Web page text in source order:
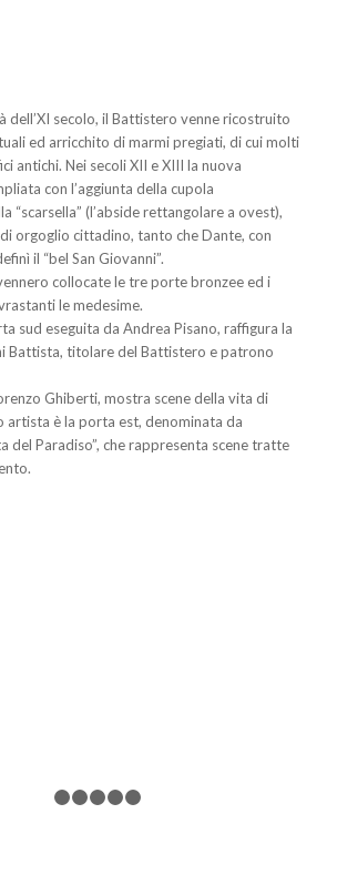
dell’XI secolo, il Battistero venne ricostruito
ed arricchito di marmi pregiati, di cui molti
antichi. Nei secoli XII e XIII la nuova
con l’aggiunta della cupola
“scarsella” (l’abside rettangolare a ovest),
orgoglio cittadino, tanto che Dante, con
il “bel San Giovanni”.
collocate le tre porte bronzee ed i
le medesime.
sud eseguita da Andrea Pisano, raffigura la
Battista, titolare del Battistero e patrono
Ghiberti, mostra scene della vita di
artista è la porta est, denominata da
del Paradiso”, che rappresenta scene tratte